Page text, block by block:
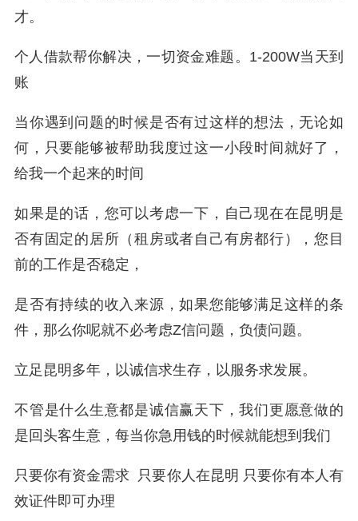
才。
个人借款帮你解决，一切资金难题。1-200W当天到
账
当你遇到问题的时候是否有过这样的想法，无论如
何，只要能够被帮助我度过这一小段时间就好了，
给我一个起来的时间
如果是的话，您可以考虑一下，自己现在在昆明是
否有固定的居所（租房或者自己有房都行），您目
前的工作是否稳定，
是否有持续的收入来源，如果您能够满足这样的条
件，那么你呢就不必考虑Z信问题，负债问题。
立足昆明多年，以诚信求生存，以服务求发展。
不管是什么生意都是诚信赢天下，我们更愿意做的
是回头客生意，每当你急用钱的时候就能想到我们
只要你有资金需求 只要你人在昆明 只要你有本人有
效证件即可办理